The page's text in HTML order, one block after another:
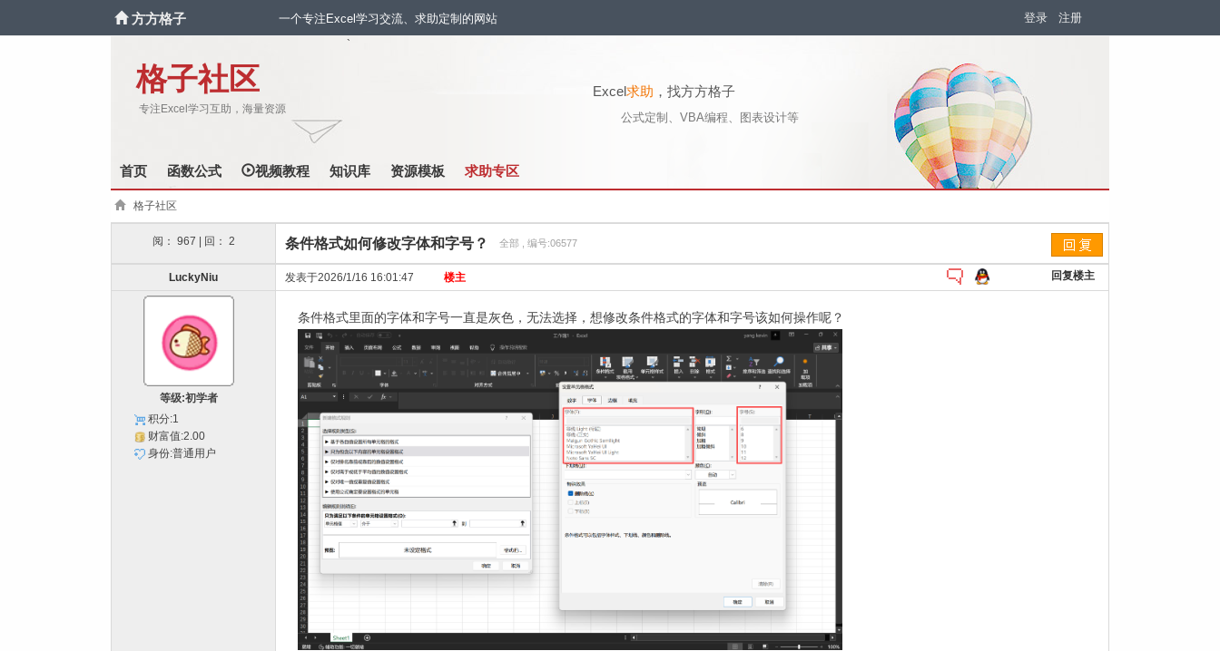
方方格子 一个专注Excel学习交流、求助定制的网站 登录 注册
格子社区
专注Excel学习互助，海量资源
Excel求助 ，找方方格子
公式定制、VBA编程、图表设计等
`
首页 函数公式 视频教程 知识库 资源模板 求助专区
格子社区
阅： 967 | 回： 2 条件格式如何修改字体和字号？ 全部 , 编号:06577
LuckyNiu 发表于2026/1/16 16:01:47 楼主 回复楼主
等级:初学者
积分:1
财富值:2.00
身份:普通用户
条件格式里面的字体和字号一直是灰色，无法选择，想修改条件格式的字体和字号该如何操作呢？